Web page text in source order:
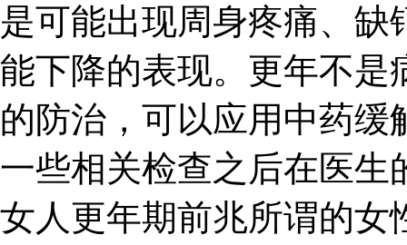
是可能出现周身疼痛、
能下降的表现。更年不是
的防治，可以应用中药
一些相关检查之后在医生
女人更年期前兆所谓的女